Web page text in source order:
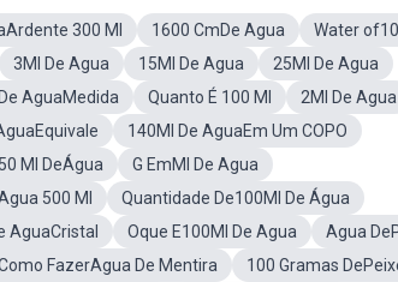
300 Ml 1600 CmDe Agua
Water
3Ml De Agua 15Ml De Agua
25Ml De Agua
AguaMedida Quanto É 100 Ml
2Ml De Agua
140Ml De AguaEm Um COPO
Ml DeÁgua
G EmMl De Agua
500 Ml
Quantidade De100Ml De Água
AguaCristal Oque E100Ml De Agua
Agua
FazerAgua De Mentira
100 Gramas